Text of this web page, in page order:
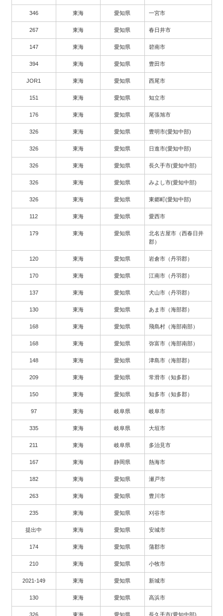
346 東海 愛知県 一宮市
267 東海 愛知県 春日井市
147 東海 愛知県 碧南市
394 東海 愛知県 豊田市
JOR1 東海 愛知県 西尾市
151 東海 愛知県 知立市
176 東海 愛知県 尾張旭市
326 東海 愛知県 豊明市(愛知中部)
326 東海 愛知県 日進市(愛知中部)
326 東海 愛知県 長久手市(愛知中部)
326 東海 愛知県 みよし市(愛知中部)
326 東海 愛知県 東郷町(愛知中部)
112 東海 愛知県 愛西市
179 東海 愛知県
北名古屋市（西春日井
郡）
120 東海 愛知県 岩倉市（丹羽郡）
170 東海 愛知県 江南市（丹羽郡）
137 東海 愛知県 犬山市（丹羽郡）
130 東海 愛知県 あま市（海部郡）
168 東海 愛知県 飛島村（海部南部）
168 東海 愛知県 弥富市（海部南部）
148 東海 愛知県 津島市（海部郡）
209 東海 愛知県 常滑市（知多郡）
150 東海 愛知県 知多市（知多郡）
97 東海 岐阜県 岐阜市
335 東海 岐阜県 大垣市
211 東海 岐阜県 多治見市
167 東海 静岡県 熱海市
182 東海 愛知県 瀬戸市
263 東海 愛知県 豊川市
235 東海 愛知県 刈谷市
提出中 東海 愛知県 安城市
174 東海 愛知県 蒲郡市
210 東海 愛知県 小牧市
2021-149 東海 愛知県 新城市
130 東海 愛知県 高浜市
326 東海 愛知県 長久手市(愛知中部)